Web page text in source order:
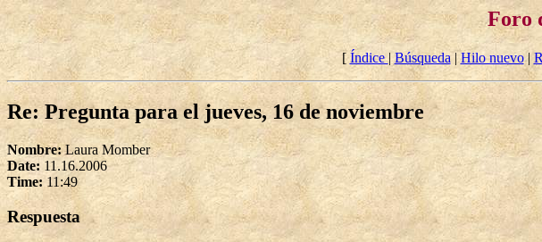
Foro
[Índice| Búsqueda|Hilo nuevo|
Re: Pregunta para el jueves, 16 de noviembre
Nombre:Laura Momber
Date: 11.16.2006
Time: 11:49
Respuesta